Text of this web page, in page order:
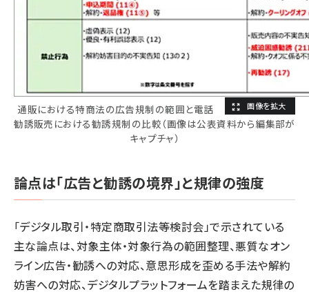
通販における特商法の広告規制の範囲と電話
勧誘販売における勧誘規制の比較（画像は公表資料から編集部が
キャプチャ）
論点は「広告と勧誘の境界」と規律の強度
「デジタル取引・特定商取引法等検討会」で示されている
主な論点は、対象主体・対象行為の範囲整理、悪質なオン
ライン広告・勧誘への対応、意思形成を歪める手法や解約
妨害への対応、デジタルプラットフォームを踏まえた規律の